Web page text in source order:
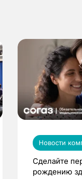
Новости
Сделайте
рождению